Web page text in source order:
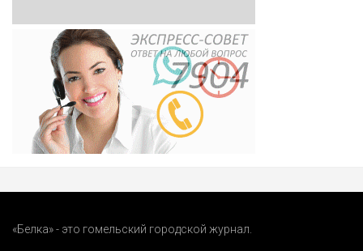
«Белка» - это гомельский городской журнал.